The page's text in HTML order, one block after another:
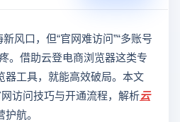
风口，但“官网难访问”“多账号
。借助云登电商浏览器这类专
器工具，就能高效破局。本文
访问技巧与开通流程，解析云
航。